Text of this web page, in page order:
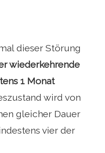
dieser Störung
wiederkehrende
1 Monat
wird von
gleicher Dauer
vier der